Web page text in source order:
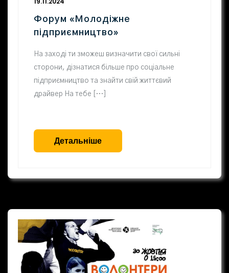
Форум «Молодіжне
підприємництво»
На заході ти зможеш визначити свої сильні
сторони, дізнатися більше про соціальне
підприємництво та знайти свій життєвий
драйвер На тебе […]
Детальніше